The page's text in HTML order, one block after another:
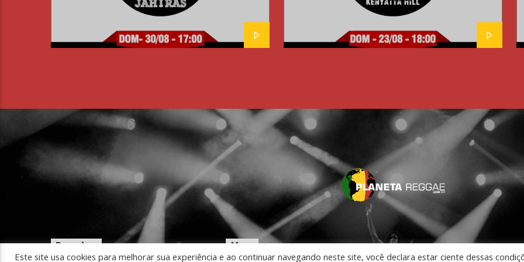
Pesquisar Menu
Este site usa cookies para melhorar sua experiência e ao continuar navegando neste site, você declara estar ciente dessas